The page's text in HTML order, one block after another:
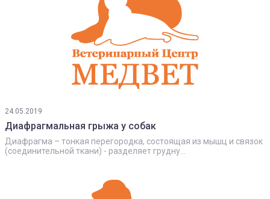
24.05.2019
Диафрагмальная грыжа у собак
Диафрагма – тонкая перегородка, состоящая из мышц и связок
(соединительной ткани) - разделяет грудну...